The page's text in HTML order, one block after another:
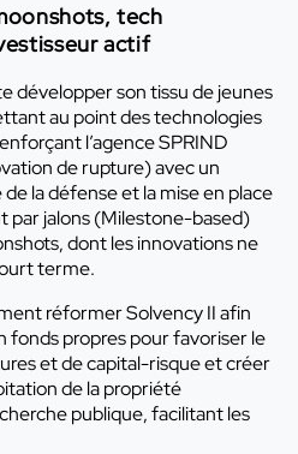
tech
actif
développer son tissu de jeunes
au point des technologies
l’agence SPRIND
de rupture) avec un
la défense et la mise en place
par jalons (Milestone-based)
dont les innovations ne
terme.
réformer Solvency II afin
fonds propres pour favoriser le
et de capital-risque et créer
de la propriété
publique, facilitant les